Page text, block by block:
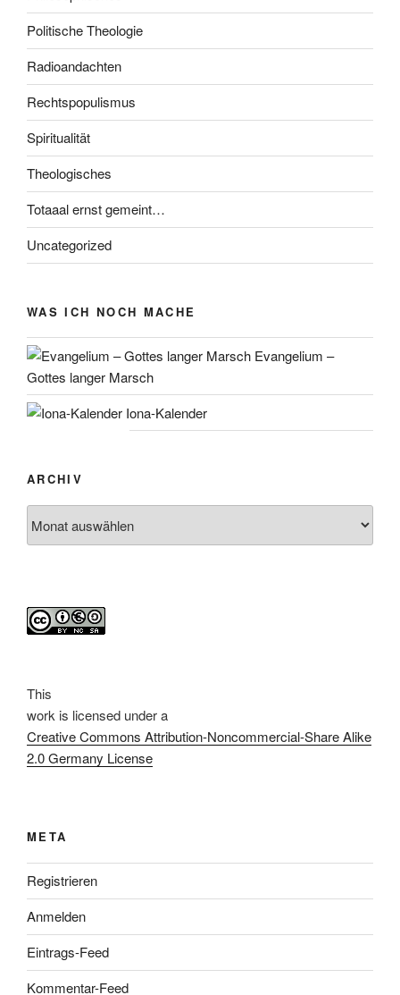
Politische Theologie
Radioandachten
Rechtspopulismus
Spiritualität
Theologisches
Totaaal ernst gemeint…
Uncategorized
WAS ICH NOCH MACHE
Evangelium –
Gottes langer Marsch
Iona-Kalender
ARCHIV
This
work is licensed under a
Creative Commons Attribution-Noncommercial-Share Alike
2.0 Germany License
META
Registrieren
Anmelden
Eintrags-Feed
Kommentar-Feed